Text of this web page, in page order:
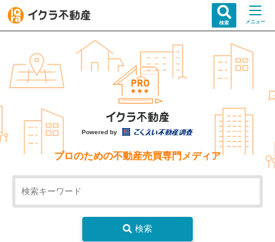
検索 メニュー
Powered by
プロのための不動産売買専門メディア
検索